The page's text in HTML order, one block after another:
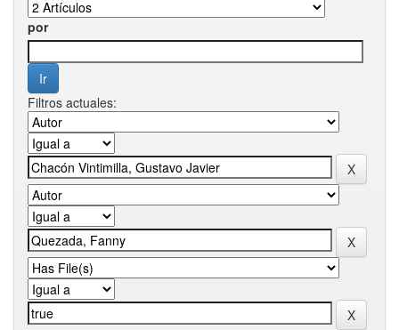
por
Filtros actuales: